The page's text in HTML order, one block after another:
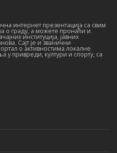
интернет презентација са свим
о граду, а можете пронаћи и
институција, јавних
Сајт је и званични
о активностима локалне
у привреди, култури и спорту, са